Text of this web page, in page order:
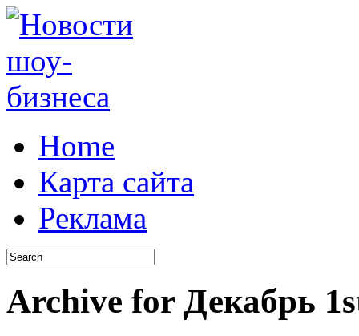
Home
Карта сайта
Реклама
Archive for Декабрь